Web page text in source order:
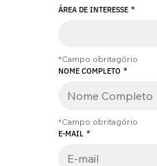
ÁREA DE INTERESSE *
*Campo obritagório
NOME COMPLETO *
*Campo obritagório
E-MAIL *